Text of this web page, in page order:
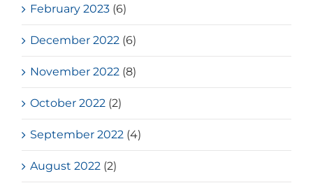
February 2023 (6)
December 2022 (6)
November 2022 (8)
October 2022 (2)
September 2022 (4)
August 2022 (2)